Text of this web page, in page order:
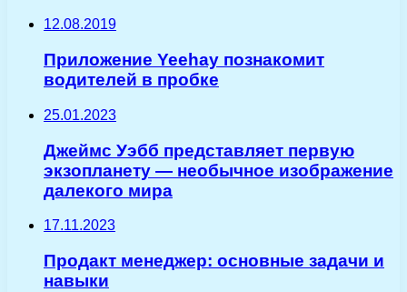
12.08.2019
Приложение Yeehay познакомит
водителей в пробке
25.01.2023
Джеймс Уэбб представляет первую
экзопланету — необычное изображение
далекого мира
17.11.2023
Продакт менеджер: основные задачи и
навыки